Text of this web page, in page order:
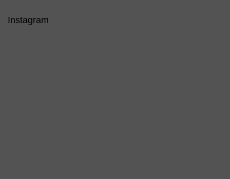
Instagram